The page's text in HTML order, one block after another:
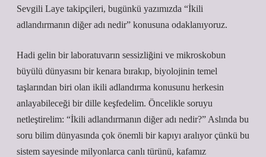
Sevgili Laye takipçileri, bugünkü yazımızda “İkili
adlandırmanın diğer adı nedir” konusuna odaklanıyoruz.
Hadi gelin bir laboratuvarın sessizliğini ve mikroskobun
büyülü dünyasını bir kenara bırakıp, biyolojinin temel
taşlarından biri olan ikili adlandırma konusunu herkesin
anlayabileceği bir dille keşfedelim. Öncelikle soruyu
netleştirelim: “İkili adlandırmanın diğer adı nedir?” Aslında bu
soru bilim dünyasında çok önemli bir kapıyı aralıyor çünkü bu
sistem sayesinde milyonlarca canlı türünü, kafamız